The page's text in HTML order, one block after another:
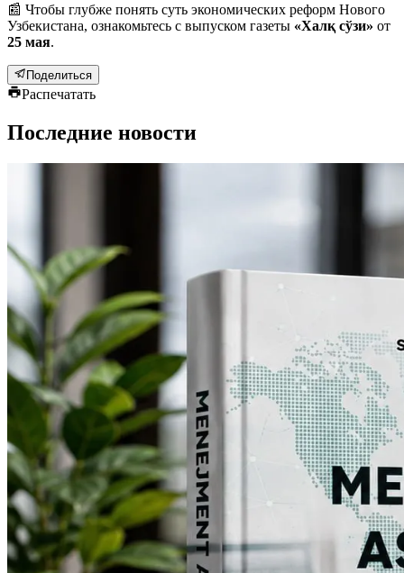
📰 Чтобы глубже понять суть экономических реформ Нового
Узбекистана, ознакомьтесь с выпуском газеты «Халқ сўзи» от
25 мая.
Поделиться
Распечатать
Последние новости